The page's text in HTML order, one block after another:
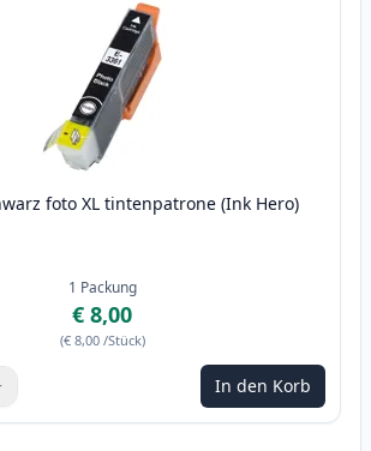
foto XL tintenpatrone (Ink Hero)
1 Packung
€ 8,00
(€ 8,00 /Stück)
Tasten, um anzupassenIn den Korb